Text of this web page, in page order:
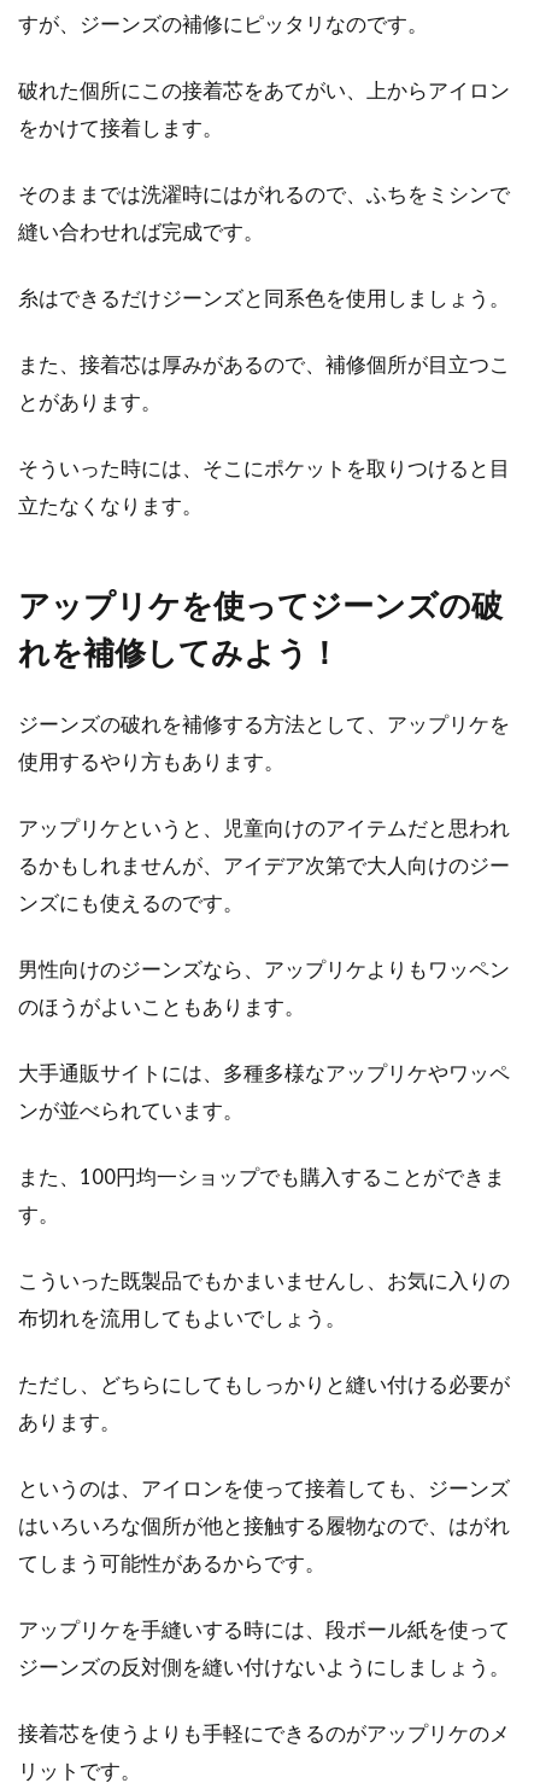
か？外出したままの状態で過ごすという方もい
らっしゃい...
コートのシワ防止はたたみ方とスー
ス...
セーターの縮みをアイロンで簡単元
寒い季節には、定番アイテムのウールのセータ
ーが活躍します。しかし、自宅で洗濯したら縮
んでしま...
スカートのウエストがきつい！簡単
最近はウエストがゴムのものや、伸びる生地を
トはウエ...
すが、ジーンズの補修にピッタリなのです。
破れた個所にこの接着芯をあてがい、上からアイロン
をかけて接着します。
そのままでは洗濯時にはがれるので、ふちをミシンで
縫い合わせれば完成です。
糸はできるだけジーンズと同系色を使用しましょう。
また、接着芯は厚みがあるので、補修個所が目立つこ
とがあります。
そういった時には、そこにポケットを取りつけると目
立たなくなります。
アップリケを使ってジーンズの破
れを補修してみよう！
ジーンズの破れを補修する方法として、アップリケを
使用するやり方もあります。
アップリケというと、児童向けのアイテムだと思われ
るかもしれませんが、アイデア次第で大人向けのジー
ンズにも使えるのです。
男性向けのジーンズなら、アップリケよりもワッペン
のほうがよいこともあります。
大手通販サイトには、多種多様なアップリケやワッペ
ンが並べられています。
また、100円均一ショップでも購入することができま
す。
こういった既製品でもかまいませんし、お気に入りの
布切れを流用してもよいでしょう。
ただし、どちらにしてもしっかりと縫い付ける必要が
あります。
というのは、アイロンを使って接着しても、ジーンズ
はいろいろな個所が他と接触する履物なので、はがれ
てしまう可能性があるからです。
アップリケを手縫いする時には、段ボール紙を使って
ジーンズの反対側を縫い付けないようにしましょう。
接着芯を使うよりも手軽にできるのがアップリケのメ
リットです。